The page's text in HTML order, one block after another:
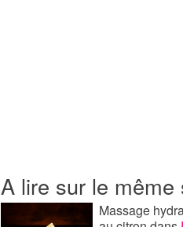
A lire sur le même
Massage